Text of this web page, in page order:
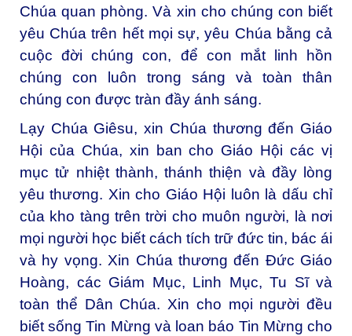
Chúa quan phòng. Và xin cho chúng con biết
yêu Chúa trên hết mọi sự, yêu Chúa bằng cả
cuộc đời chúng con, để con mắt linh hồn
chúng con luôn trong sáng và toàn thân
chúng con được tràn đầy ánh sáng.
Lạy Chúa Giêsu, xin Chúa thương đến Giáo
Hội của Chúa, xin ban cho Giáo Hội các vị
mục tử nhiệt thành, thánh thiện và đầy lòng
yêu thương. Xin cho Giáo Hội luôn là dấu chỉ
của kho tàng trên trời cho muôn người, là nơi
mọi người học biết cách tích trữ đức tin, bác ái
và hy vọng. Xin Chúa thương đến Đức Giáo
Hoàng, các Giám Mục, Linh Mục, Tu Sĩ và
toàn thể Dân Chúa. Xin cho mọi người đều
biết sống Tin Mừng và loan báo Tin Mừng cho